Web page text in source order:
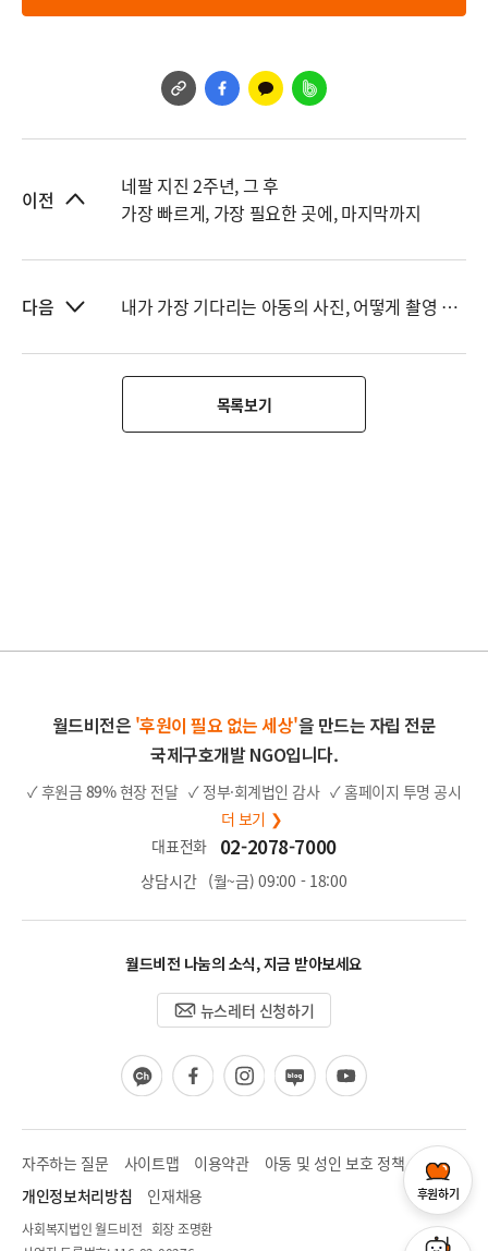
이전
네팔 지진 2주년, 그 후
가장 빠르게, 가장 필요한 곳에, 마지막까지
다음 내가 가장 기다리는 아동의 사진, 어떻게 촬영 될까요?
목록보기
월드비전은 '후원이 필요 없는 세상'을 만드는 자립 전문
국제구호개발 NGO입니다.
✓ 후원금 89%현장 전달 ✓ 정부·회계법인 감사 ✓ 홈페이지 투명 공시
더 보기 ❯
대표전화
02-2078-7000
상담시간 (월~금) 09:00 - 18:00
월드비전 나눔의 소식, 지금 받아보세요
뉴스레터 신청하기
카
카
채
널
페
이
북
인
스
그
램
블
로
유
튜
자주하는 질문 사이트맵 이용약관
아동 및 성인 보호 정책
개인정보처리방침
인재채용
사회복지법인 월드비전 회장 조명환
후원하기